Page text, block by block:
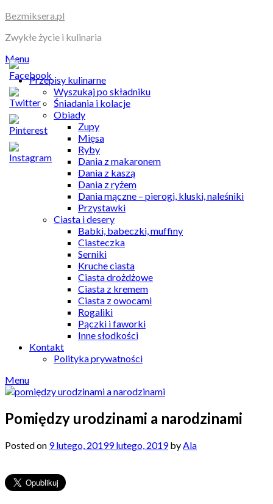
Skip
content
Bezmiksera.pl
Zwykłe życie i kulinaria
Menu
Przepisy kulinarne
Wyszukaj po składniku
Śniadania i kolacje
Obiady
Zupy
Mięsa
Ryby
Dania z makaronem
Dania z kaszą
Dania z ryżem
Dania mączne – pierogi, kluski, naleśniki
Przystawki
Ciasta i desery
Babki, babeczki, muffiny
Ciasteczka
Serniki
Kruche ciasta
Ciasta drożdżowe
Ciasta z kremem
Ciasta z owocami
Rogaliki
Pączki i faworki
Inne słodkości
Kontakt
Polityka prywatności
Menu
Pomiędzy urodzinami a narodzinami
Posted on 9 lutego, 20199 lutego, 2019byAla